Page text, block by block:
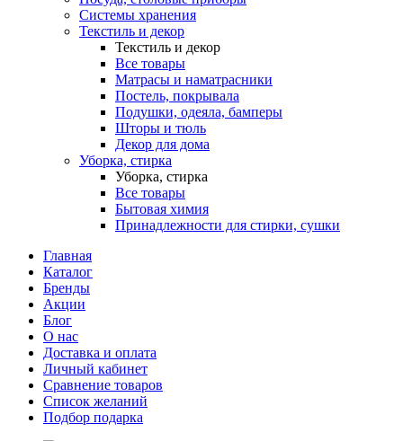
Системы хранения
Текстиль и декор
Текстиль и декор
Все товары
Матрасы и наматрасники
Постель, покрывала
Подушки, одеяла, бамперы
Шторы и тюль
Декор для дома
Уборка, стирка
Уборка, стирка
Все товары
Бытовая химия
Принадлежности для стирки, сушки
Главная
Каталог
Бренды
Акции
Блог
О нас
Доставка и оплата
Личный кабинет
Сравнение товаров
Список желаний
Подбор подарка